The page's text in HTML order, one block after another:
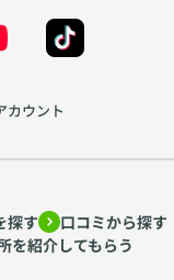
ウント
探す
口コミから探す
を紹介してもらう